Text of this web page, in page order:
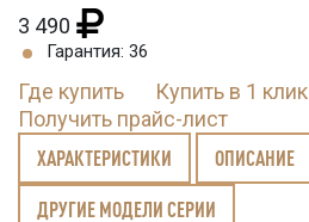
3 490
Гарантия: 36
Где купить
Купить в 1 клик
Получить прайс-лист
ХАРАКТЕРИСТИКИ ОПИСАНИЕ
ДРУГИЕ МОДЕЛИ СЕРИИ